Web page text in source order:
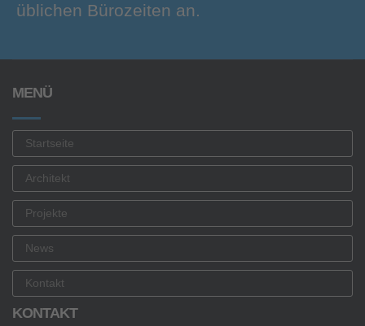
üblichen Bürozeiten an.
MENÜ
Startseite
Architekt
Projekte
News
Kontakt
KONTAKT